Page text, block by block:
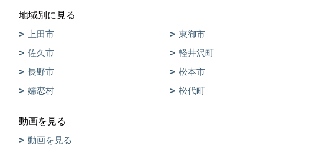
地域別に見る
上田市
東御市
佐久市
軽井沢町
長野市
松本市
嬬恋村
松代町
動画を見る
動画を見る